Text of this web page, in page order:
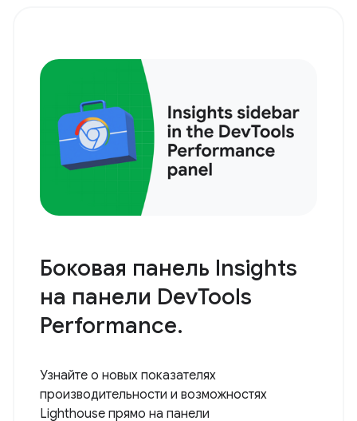
Боковая панель Insights
на панели DevTools
Performance.
Узнайте о новых показателях
производительности и возможностях
Lighthouse прямо на панели